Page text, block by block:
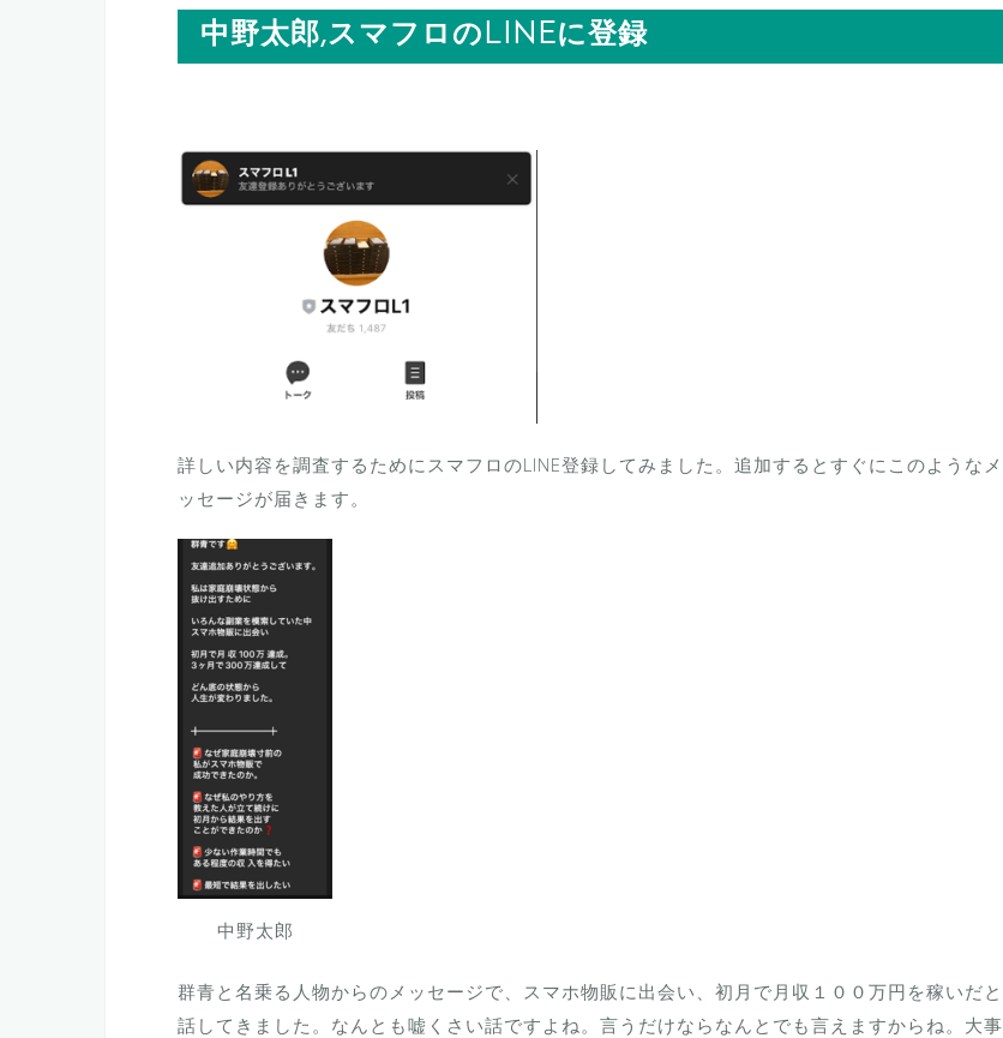
中野太郎,スマフロのLINEに登録
詳しい内容を調査するためにスマフロのLINE登録してみました。追加するとすぐにこのようなメ
ッセージが届きます。
中野太郎
群青と名乗る人物からのメッセージで、スマホ物販に出会い、初月で月収１００万円を稼いだと
話してきました。なんとも嘘くさい話ですよね。言うだけならなんとでも言えますからね。大事